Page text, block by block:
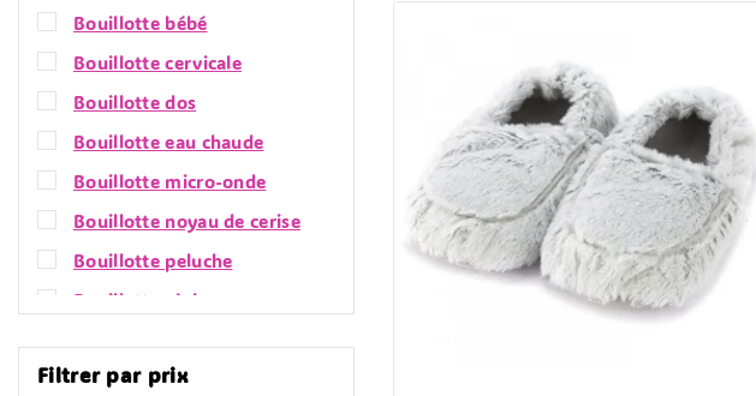
Bouillotte bébé
Bouillotte cervicale
Bouillotte dos
Bouillotte eau chaude
Bouillotte micro-onde
Bouillotte noyau de cerise
Bouillotte peluche
Bouillotte sèche
Chausson bouillotte
Filtrer par prix